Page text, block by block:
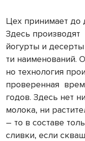
Цех принимает до
Здесь производят
йогурты и
ти наименований.
но технология
проверенная
годов. Здесь нет
молока, ни
– то в составе
сливки, если